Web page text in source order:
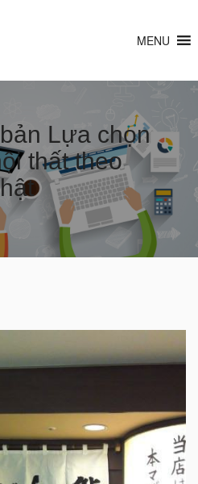
MENU
Lựa chọn
thất theo